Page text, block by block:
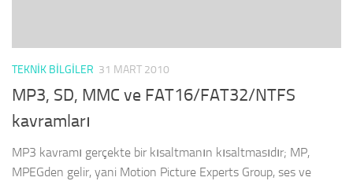
TEKNIK BILGILER 31 MART 2010
MP3, SD, MMC ve FAT16/FAT32/NTFS
kavramları
MP3 kavramı gerçekte bir kısaltmanın kısaltmasıdır; MP,
MPEGden gelir, yani Motion Picture Experts Group, ses ve